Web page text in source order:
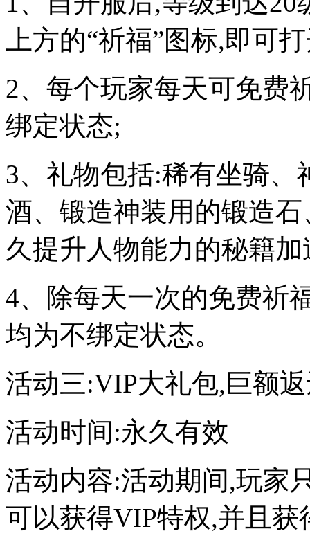
上方的“祈福”图标,即可
2、每个玩家每天可免费
绑定状态;
3、礼物包括:稀有坐骑
酒、锻造神装用的锻造
久提升人物能力的秘籍
4、除每天一次的免费祈
均为不绑定状态。
活动三:VIP大礼包,巨额
活动时间:永久有效
活动内容:活动期间,玩家
可以获得VIP特权,并且